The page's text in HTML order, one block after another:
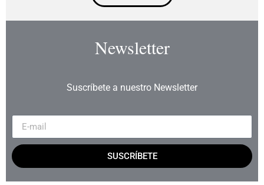
Newsletter
Suscríbete a nuestro Newsletter
SUSCRÍBETE